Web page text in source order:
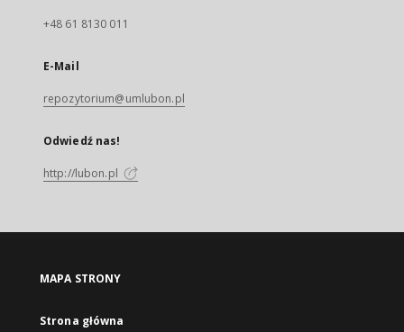
+48 61 8130 011
E-Mail
repozytorium@umlubon.pl
Odwiedź nas!
http://lubon.pl
MAPA STRONY
Strona główna